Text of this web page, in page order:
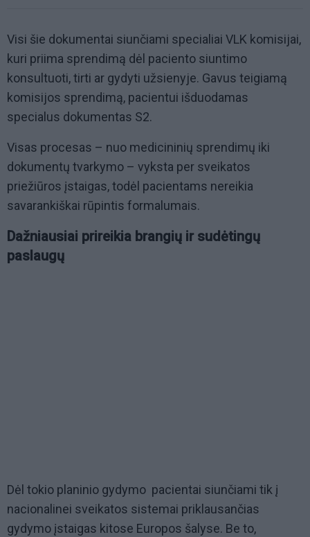
Visi šie dokumentai siunčiami specialiai VLK komisijai,
kuri priima sprendimą dėl paciento siuntimo
konsultuoti, tirti ar gydyti užsienyje. Gavus teigiamą
komisijos sprendimą, pacientui išduodamas
specialus dokumentas S2.
Visas procesas – nuo medicininių sprendimų iki
dokumentų tvarkymo – vyksta per sveikatos
priežiūros įstaigas, todėl pacientams nereikia
savarankiškai rūpintis formalumais.
Dažniausiai prireikia brangių ir sudėtingų
paslaugų
Dėl tokio planinio gydymo pacientai siunčiami tik į
nacionalinei sveikatos sistemai priklausančias
gydymo įstaigas kitose Europos šalyse. Be to,